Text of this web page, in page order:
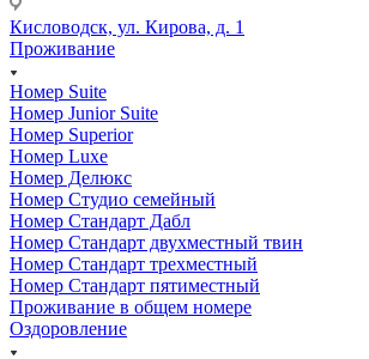
Кисловодск, ул. Кирова, д. 1
Проживание
Номер Suite
Номер Junior Suite
Номер Superior
Номер Luxe
Номер Делюкс
Номер Студио семейный
Номер Стандарт Дабл
Номер Стандарт двухместный твин
Номер Стандарт трехместный
Номер Стандарт пятиместный
Проживание в общем номере
Оздоровление